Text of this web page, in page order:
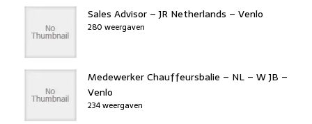
Sales Advisor – JR Netherlands – Venlo
280 weergaven
Medewerker Chauffeursbalie – NL – W JB –
Venlo
234 weergaven